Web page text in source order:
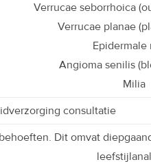
Verrucae seborrhoica
Verrucae planae
Epidermale
Angioma senilis
Milia
consultatie
Dit omvat